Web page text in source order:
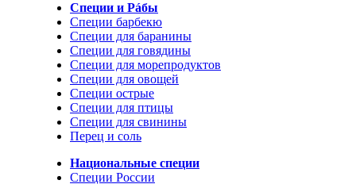
Специи и Рáбы
Специи барбекю
Специи для баранины
Специи для говядины
Специи для морепродуктов
Специи для овощей
Специи острые
Специи для птицы
Специи для свинины
Перец и соль
Национальные специи
Специи России